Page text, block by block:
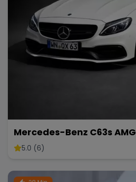
Mercedes-Benz C63s AMG
5.0 (6)